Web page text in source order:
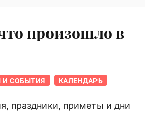
произошло в
И СОБЫТИЯ КАЛЕНДАРЬ
праздники, приметы и дни